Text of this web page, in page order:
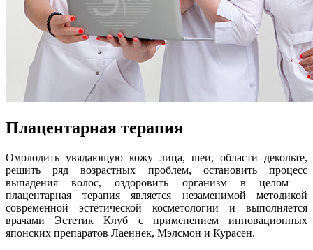
Плацентарная терапия
Омолодить увядающую кожу лица, шеи, области декольте,
решить ряд возрастных проблем, остановить процесс
выпадения волос, оздоровить организм в целом –
плацентарная терапия является незаменимой методикой
современной эстетической косметологии и выполняется
врачами Эстетик Клуб с применением инновационных
японских препаратов Лаеннек, Мэлсмон и Курасен.